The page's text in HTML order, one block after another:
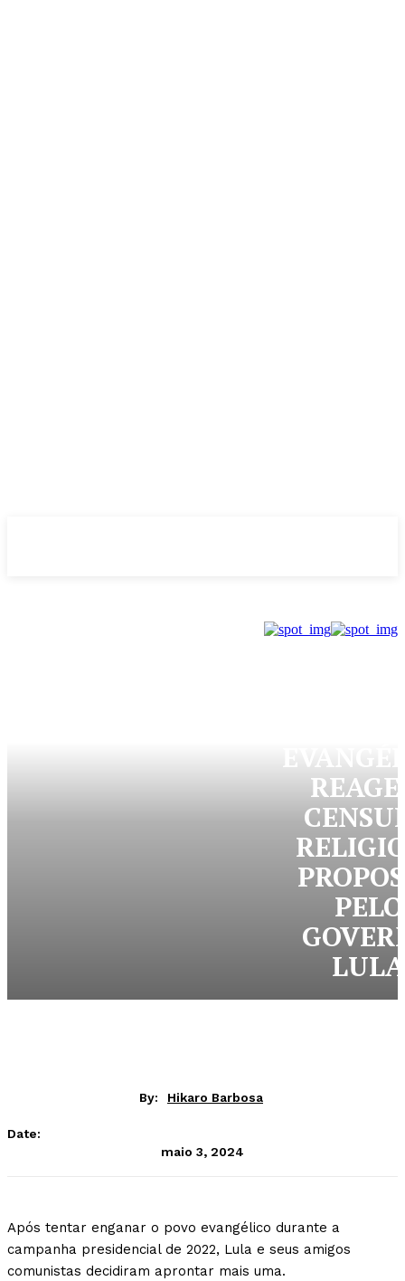
PELO
LULA
By: Hikaro Barbosa
Date:
maio 3, 2024
Após tentar enganar o povo evangélico durante a
campanha presidencial de 2022, Lula e seus amigos
comunistas decidiram aprontar mais uma.